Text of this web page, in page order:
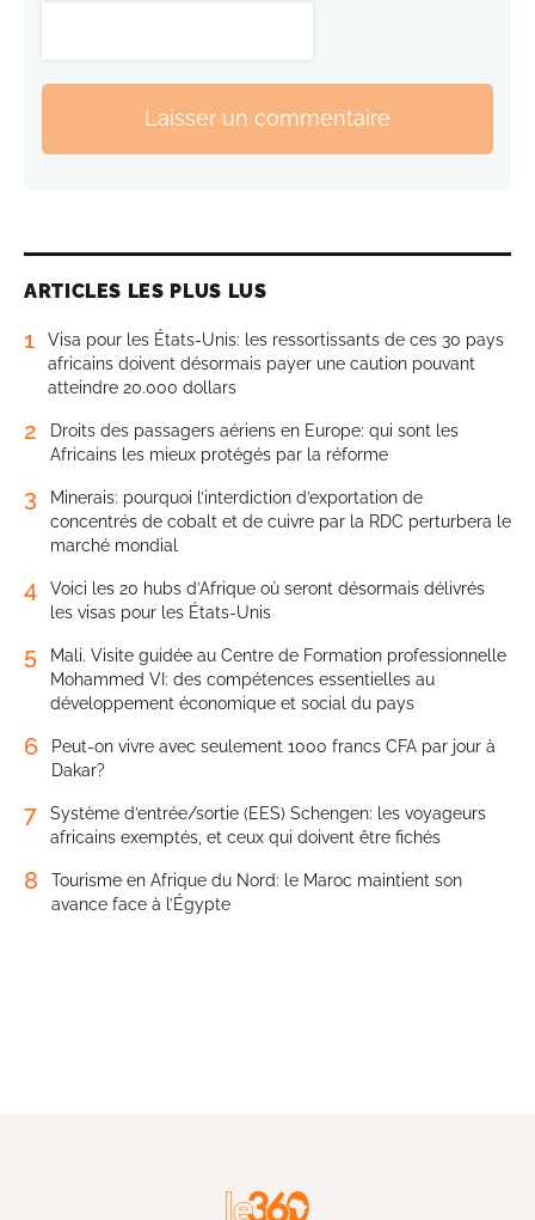
Laisser un commentaire
ARTICLES LES PLUS LUS
1
Visa pour les États-Unis: les ressortissants de ces 30 pays
africains doivent désormais payer une caution pouvant
atteindre 20.000 dollars
2
Droits des passagers aériens en Europe: qui sont les
Africains les mieux protégés par la réforme
3
Minerais: pourquoi l’interdiction d’exportation de
concentrés de cobalt et de cuivre par la RDC perturbera le
marché mondial
4
Voici les 20 hubs d’Afrique où seront désormais délivrés
les visas pour les États-Unis
5
Mali. Visite guidée au Centre de Formation professionnelle
Mohammed VI: des compétences essentielles au
développement économique et social du pays
6
Peut-on vivre avec seulement 1000 francs CFA par jour à
Dakar?
7
Système d’entrée/sortie (EES) Schengen: les voyageurs
africains exemptés, et ceux qui doivent être fichés
8
Tourisme en Afrique du Nord: le Maroc maintient son
avance face à l’Égypte